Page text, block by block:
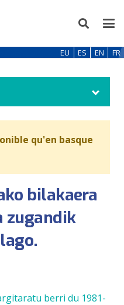
EU ES EN FR
qu'en basque
bilakaera
zugandik
berri du 1981-